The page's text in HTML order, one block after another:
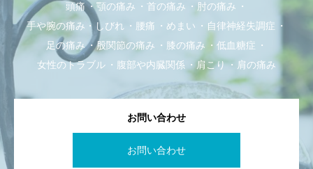
頭痛 顎の痛み 首の痛み
肘の痛み
手や腕の痛み・しびれ
腰痛 めまい
自律神経失調症
足の痛み
股関節の痛み 膝の痛み
低血糖症
女性のトラブル
腹部や内臓関係 肩こり 肩の痛み
お問い合わせ
お問い合わせ